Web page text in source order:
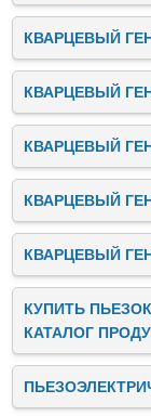
КВАРЦЕВЫЙ
КВАРЦЕВЫЙ
КВАРЦЕВЫЙ
КВАРЦЕВЫЙ
КВАРЦЕВЫЙ
КУПИТЬ
КАТАЛОГ